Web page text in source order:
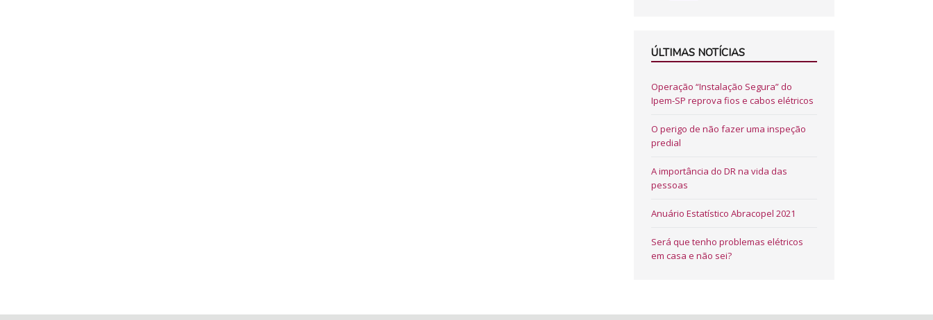
ÚLTIMAS NOTÍCIAS
Operação “Instalação Segura” do
Ipem-SP reprova fios e cabos elétricos
O perigo de não fazer uma inspeção
predial
A importância do DR na vida das
pessoas
Anuário Estatístico Abracopel 2021
Será que tenho problemas elétricos
em casa e não sei?